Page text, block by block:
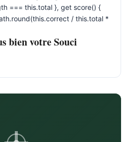
=== this.total }, get score() {
/ this.total *
bien votre Souci